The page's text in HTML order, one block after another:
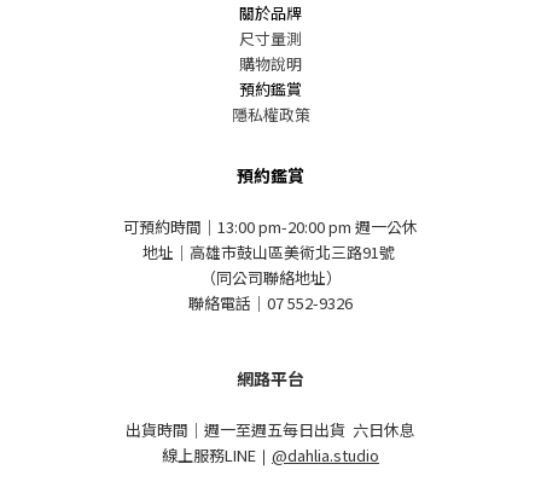
關於品牌
尺寸量測
購物說明
預約鑑賞
隱私權政策
預約鑑賞
可預約時間｜13:00 pm-20:00 pm 週一公休
地址｜高雄市鼓山區美術北三路91號
（同公司聯絡地址）
聯絡電話｜07 552-9326
網路平台
出貨時間｜週一至週五每日出貨 六日休息
線上服務LINE ｜ @dahlia.studio